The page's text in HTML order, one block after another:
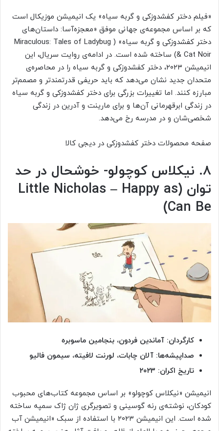
«فیلم دختر کفشدوزکی و گربه سیاه» یک انیمیشن موزیکال است
که بر اساس مجموعه‌ی جهانی موفق «معجزه‌آسا: داستان‌های
دختر کفشدوزکی و گربه سیاه» ( Miraculous: Tales of Ladybug
& Cat Noir) ساخته شده است. در ادامه‌ی روایت سریال، این
انیمیشن ۲۰۲۳، دختر کفشدوزکی و گربه سیاه را در محاصره‌ی
متحدان جدید نشان می‌دهد که باید حریفی قدرتمندتر و مصمم‌تر
مبارزه کنند. اما تغییرات بزرگی برای دختر کفشدوزکی و گربه سیاه
در زندگی ابرقهرمانی آن‌ها و برای مارینت و آدرین در زندگی‌
شخصی‌شان و در مدرسه رخ می‌دهد.
صفحه محصولات دختر کفشدوزکی در دیجی کالا
۸. نیکلاس کوچولو- خوشحال در حد
توان (Little Nicholas – Happy as
Can Be)
کارگردان: آماندین فردون، بنجامین ماسوبره
صداپیشه‌ها: آلان چابات، لورنت لافیته، سیمون فالیو
تاریخ اکران: ۲۰۲۳
انیمیشن «نیکلاس کوچولو» بر اساس مجموعه کتاب‌های محبوب
کودکان، نوشته‌ی رنه گوسینی و تصویرگری ژان ژاک سمپه ساخته
شده است. این انیمیشن ۲۰۲۳ با استفاده از سبک «انیمیشن آب